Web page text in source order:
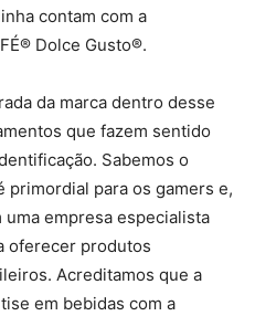
contam com a
Dolce Gusto®.
da marca dentro desse
que fazem sentido
Sabemos o
para os gamers e,
empresa especialista
oferecer produtos
Acreditamos que a
em bebidas com a